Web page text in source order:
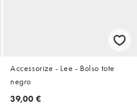
Accessorize - Lee - Bolso tote
negro
39,00 €